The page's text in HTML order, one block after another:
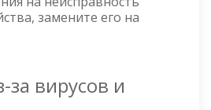
замените его на
за вирусов и